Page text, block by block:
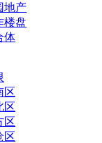
地产
楼盘
体
区
区
区
区